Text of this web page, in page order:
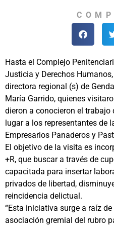
Hasta el Complejo
Justicia y Derechos
directora regional (s) de
María Garrido, quienes
dieron a conocieron el trabajo
lugar a los representantes de
Empresarios Panaderos y
El objetivo de la visita es
+R, que buscar a través de
capacitada para insertar
privados de libertad,
reincidencia delictual.
“Esta iniciativa surge a raíz
asociación gremial del rubro